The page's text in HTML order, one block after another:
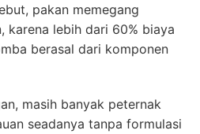
pakan memegang
karena lebih dari 60% biaya
berasal dari komponen
masih banyak peternak
seadanya tanpa formulasi